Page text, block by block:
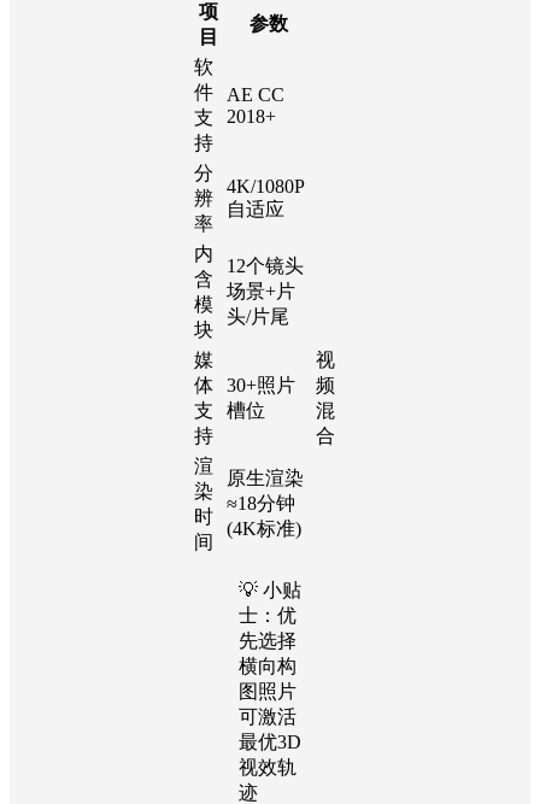
项
目
参数
软
件
支
持
AE CC
2018+
分
辨
率
4K/1080P
自适应
内
含
模
块
12个镜头
场景+片
头/片尾
媒
体
支
持
30+照片
槽位
视
频
混
合
渲
染
时
间
原生渲染
≈18分钟
(4K标准)
💡 小贴
士：优
先选择
横向构
图照片
可激活
最优3D
视效轨
迹